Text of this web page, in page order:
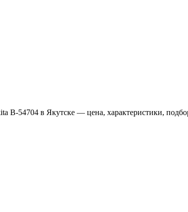
B-54704 в Якутске — цена, характеристики,